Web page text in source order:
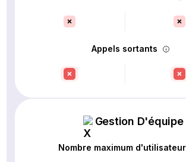
Appels sortants
Gestion D'équipe
Nombre maximum